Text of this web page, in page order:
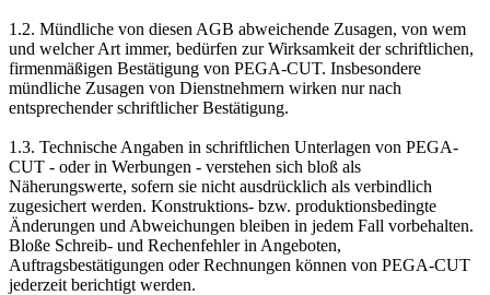
1.2. Mündliche von diesen AGB abweichende Zusagen, von wem
und welcher Art immer, bedürfen zur Wirksamkeit der schriftlichen,
firmenmäßigen Bestätigung von PEGA-CUT. Insbesondere
mündliche Zusagen von Dienstnehmern wirken nur nach
entsprechender schriftlicher Bestätigung.
1.3. Technische Angaben in schriftlichen Unterlagen von PEGA-
CUT - oder in Werbungen - verstehen sich bloß als
Näherungswerte, sofern sie nicht ausdrücklich als verbindlich
zugesichert werden. Konstruktions- bzw. produktionsbedingte
Änderungen und Abweichungen bleiben in jedem Fall vorbehalten.
Bloße Schreib- und Rechenfehler in Angeboten,
Auftragsbestätigungen oder Rechnungen können von PEGA-CUT
jederzeit berichtigt werden.